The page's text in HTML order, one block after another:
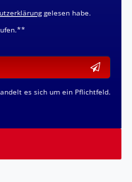
gelesen habe.
es sich um ein Pflichtfeld.